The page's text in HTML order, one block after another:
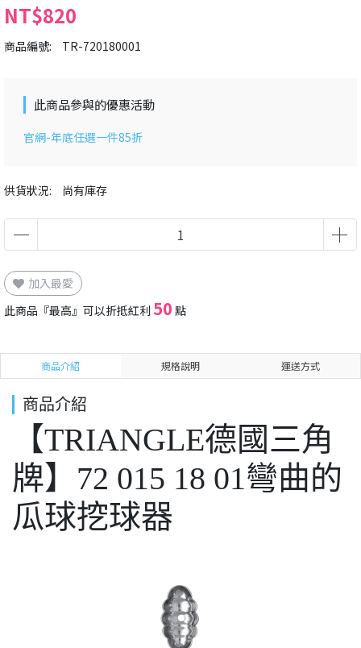
NT$820
商品編號: TR-720180001
供貨狀況: 尚有庫存
此商品參與的優惠活動
官網-年底任選一件85折
加入最愛
此商品『最高』可以折抵紅利 50 點
商品介紹 規格說明 運送方式
商品介紹
【TRIANGLE德國三角
牌】72 015 18 01彎曲的
瓜球挖球器